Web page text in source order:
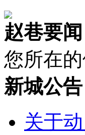
赵巷要闻
您所在的
新城公告
关于